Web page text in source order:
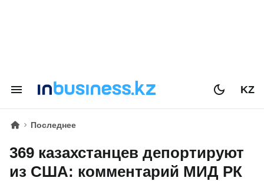
KZ
Последнее
369 казахстанцев депортируют
из США: комментарий МИД РК